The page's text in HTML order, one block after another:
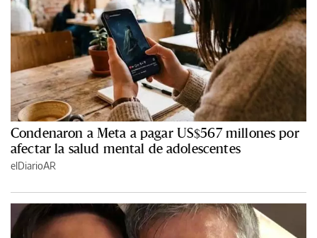
Condenaron a Meta a pagar US$567 millones por
afectar la salud mental de adolescentes
elDiarioAR